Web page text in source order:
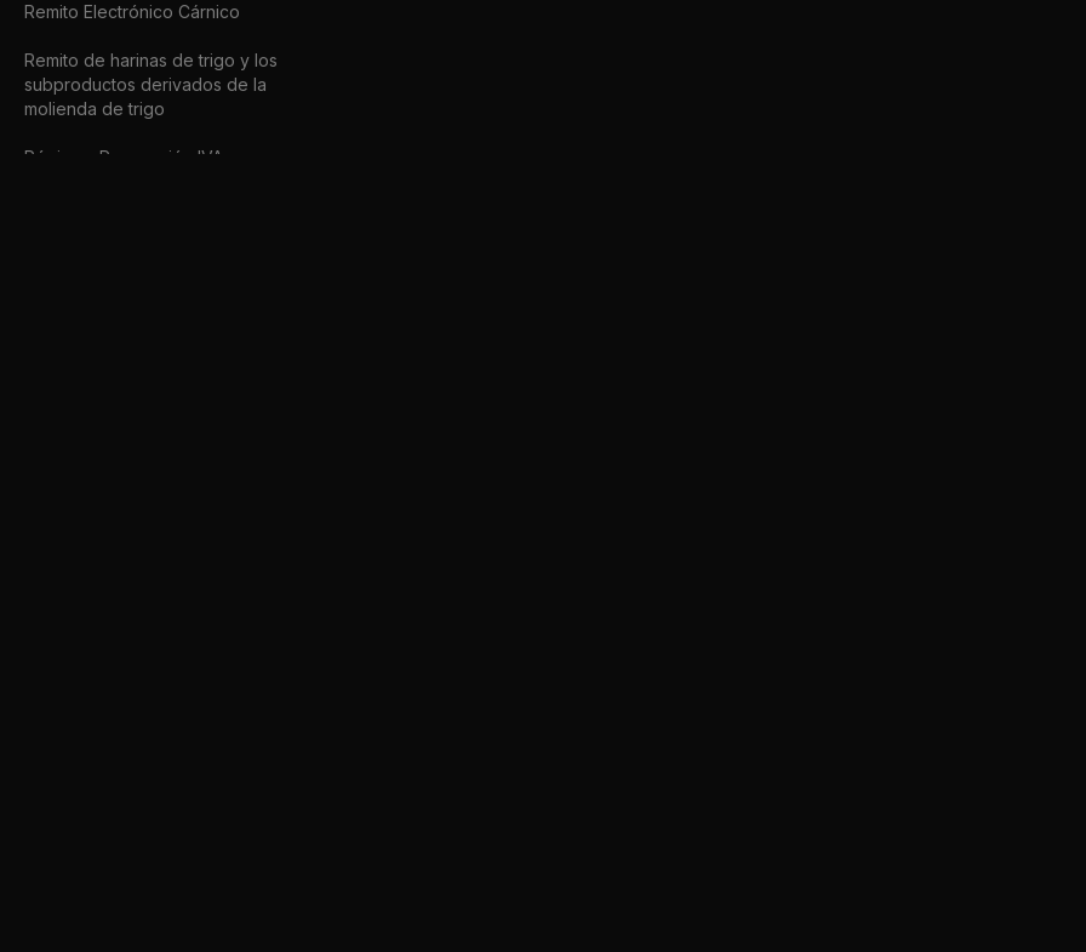
Remito Electrónico Cárnico
Remito de harinas de trigo y los
subproductos derivados de la
molienda de trigo
Régimen Percepción IVA